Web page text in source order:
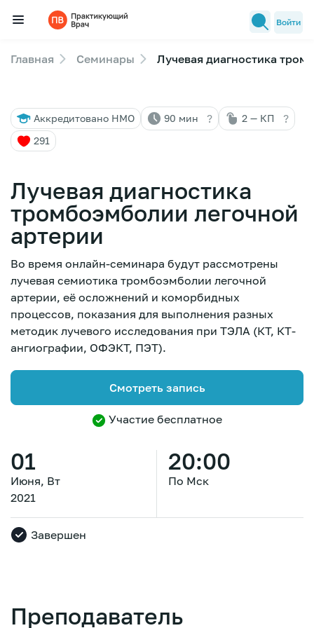
Семинары
Лекторы
FAQ
Войти
Главная Семинары Лучевая диагностика
Аккредитовано НМО 90 мин ? 2 — КП ?
291
01
Июня, Вт
2021
20:00
По Мск
Завершен
Лучевая диагностика
тромбоэмболии легочной
артерии
Во время онлайн-семинара будут рассмотрены
лучевая семиотика тромбоэмболии легочной
артерии, её осложнений и коморбидных
процессов, показания для выполнения разных
методик лучевого исследования при ТЭЛА (КТ, КТ-
ангиографии, ОФЭКТ, ПЭТ).
Смотреть запись
Участие бесплатное
Преподаватель